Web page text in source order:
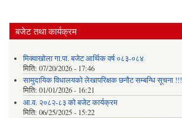
बजेट तथा कार्यक्रम
मिक्वाखोला गा.पा. बजेट आर्थिक वर्ष ०८३-०८४
मिति: 07/20/2026 - 17:46
सामुदायिक विधालयको लेखापरिक्षक छनौट सम्बन्धि सूचना !!!
मिति: 01/01/2026 - 16:21
आ.व. २०८२-८३ को बजेट कार्यक्रम
मिति: 06/25/2025 - 15:22